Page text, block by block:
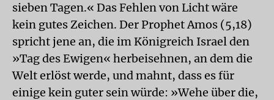
sieben Tagen.« Das Fehlen von Licht wäre
kein gutes Zeichen. Der Prophet Amos (5,18)
spricht jene an, die im Königreich Israel den
»Tag des Ewigen« herbeisehnen, an dem die
Welt erlöst werde, und mahnt, dass es für
einige kein guter sein würde: »Wehe über die,